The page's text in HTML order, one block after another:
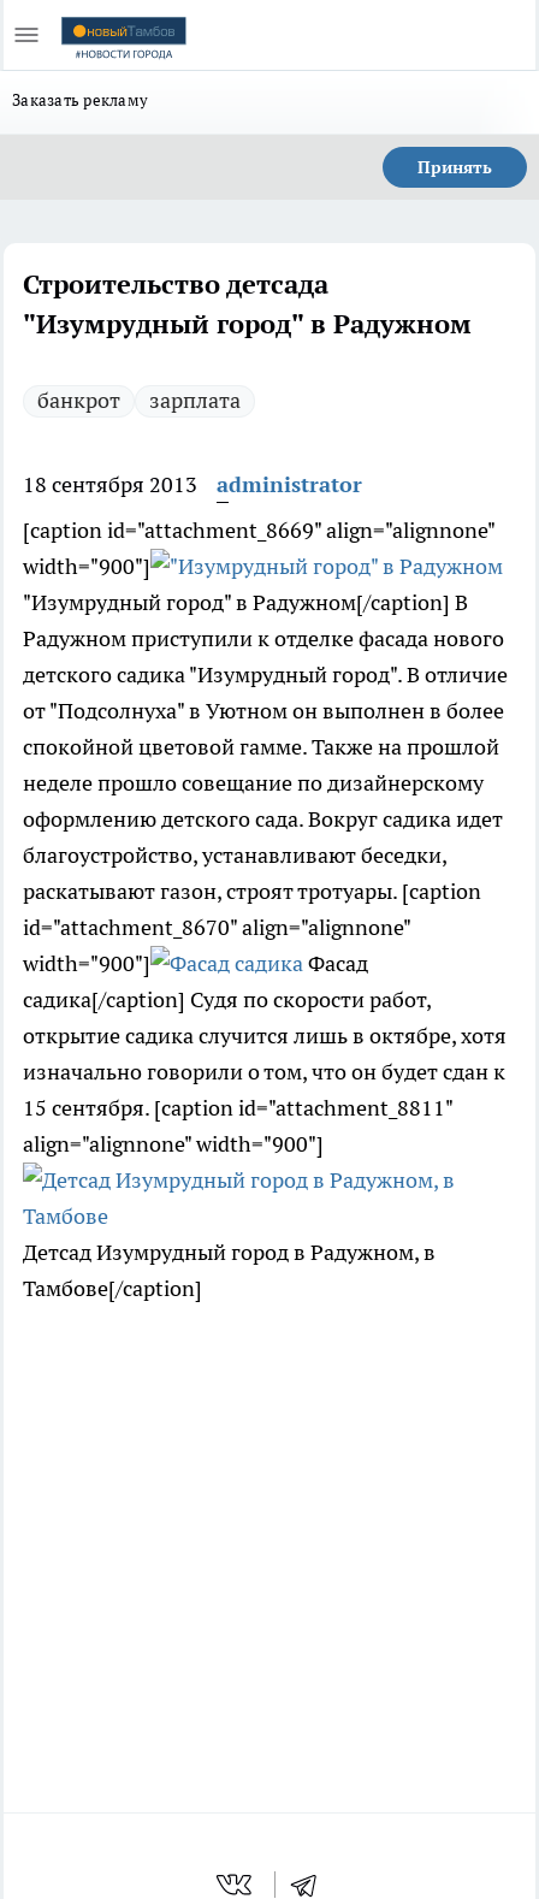
Заказать рекламу
Принять
Строительство детсада
"Изумрудный город" в Радужном
банкрот зарплата
18 сентября 2013
administrator
[caption id="attachment_8669" align="alignnone"
width="900"]
"Изумрудный город" в Радужном[/caption] В
Радужном приступили к отделке фасада нового
детского садика "Изумрудный город". В отличие
от "Подсолнуха" в Уютном он выполнен в более
спокойной цветовой гамме. Также на прошлой
неделе прошло совещание по дизайнерскому
оформлению детского сада. Вокруг садика идет
благоустройство, устанавливают беседки,
раскатывают газон, строят тротуары. [caption
id="attachment_8670" align="alignnone"
width="900"]
Фасад
садика[/caption] Судя по скорости работ,
открытие садика случится лишь в октябре, хотя
изначально говорили о том, что он будет сдан к
15 сентября. [caption id="attachment_8811"
align="alignnone" width="900"]
Детсад Изумрудный город в Радужном, в
Тамбове[/caption]